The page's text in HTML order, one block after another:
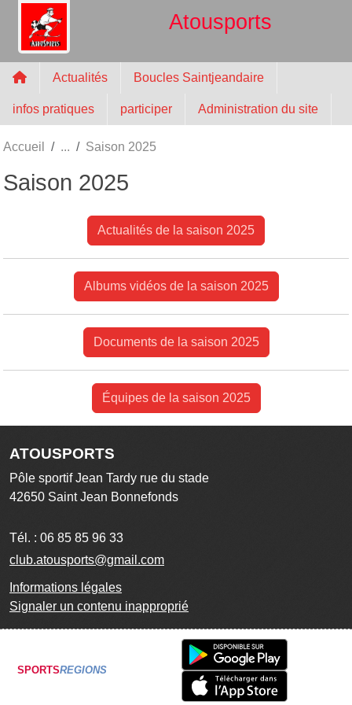
Atousports
Actualités Boucles Saintjeandaire
infos pratiques participer Administration du site
Accueil Saison 2025
Saison 2025
Actualités de la saison 2025
Albums vidéos de la saison 2025
Documents de la saison 2025
Équipes de la saison 2025
ATOUSPORTS
Pôle sportif Jean Tardy rue du stade
42650 Saint Jean Bonnefonds
Tél. : 06 85 85 96 33
club.atousports@gmail.com
Informations légales
Signaler un contenu inapproprié
SPORTSREGIONS
Panneau de gestion des cookies